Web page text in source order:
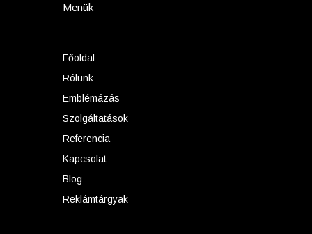
Menük
Főoldal
Rólunk
Emblémázás
Szolgáltatások
Referencia
Kapcsolat
Blog
Reklámtárgyak